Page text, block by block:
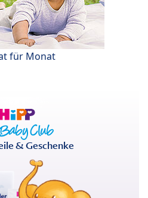
für Monat
& Geschenke